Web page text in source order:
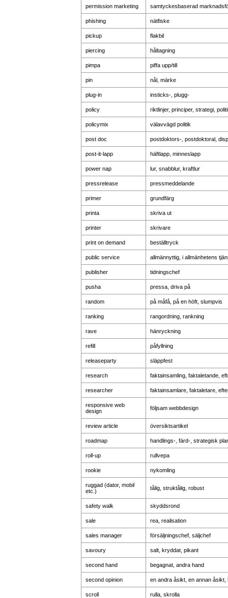
permission marketing samtyckesbaserad
phishing nätfiske
pickup flakbil
piercing håltagning
pimpa piffa upp/till
pin nål, märke
plug-in insticks-, plugg-
policy riktlinjer, principer, strategi,
policymix välavvägd politik
post doc postdoktors-, postdoktoral,
post-it-lapp häftlapp, minneslapp
power nap lur, snabblur, kraftlur
pressrelease pressmeddelande
primer grundfärg
printa skriva ut
printer skrivare
print on demand beställtryck
public service allmännyttig, i allmänhetens
publisher tidningschef
pusha pressa, driva på
random på måfå, på en höft, slumpvis
ranking rangordning, rankning
rave hänryckning
refill påfyllning
releaseparty släppfest
research faktainsamling, faktaletande,
researcher faktainsamlare, faktaletare,
responsive web
design
följsam webbdesign
review article översiktsartikel
roadmap handlings-, färd-, strategisk
roll-up rullvepa
rookie nykomling
ruggad (dator, mobil
etc.)
tålig, struktålig, robust
safety walk skyddsrond
sale rea, realisation
sales manager försäljningschef, säljchef
savoury salt, kryddat, pikant
second hand begagnat, andra hand
second opinion en andra åsikt, en annan åsikt,
scroll rulla, skrolla